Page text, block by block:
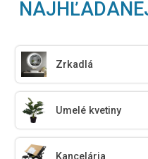
Zrkadlá
Umelé kvetiny
Kancelária